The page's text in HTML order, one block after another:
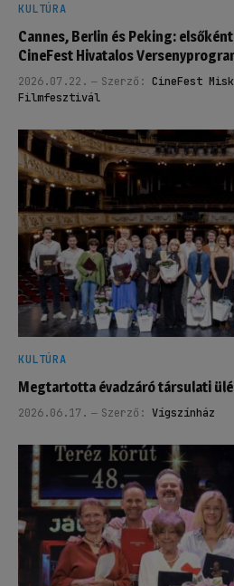
KULTÚRA
Cannes, Berlin és Peking:
CineFest Hivatalos
2026.07.22. Szerző: CineFest
Filmfesztivál
KULTÚRA
Megtartotta évadzáró társulati
2026.06.17. Szerző: Vígszínház